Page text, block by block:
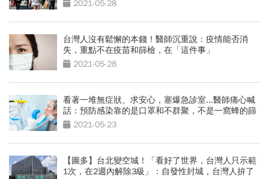
2021-05-28
台灣人沒有鬆懈的本錢！醫師沉重說：疫情能否消
失，重點不在疫苗和篩檢，在「這件事」
2021-05-28
看著一堆無症狀、求安心，塞爆急診室...醫師痛心喊
話：預防感染靠的是口罩和不群聚，不是一窩蜂的篩
檢 2021-05-23
【圖多】台北變空城！「看好了世界，台灣人只示範
1次，在2週內解除3級」：自發性封城，台灣人拚了